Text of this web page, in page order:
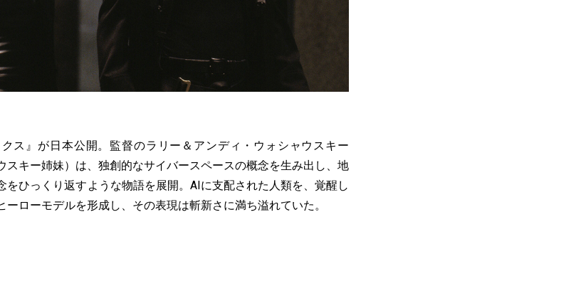
ス』が日本公開。監督のラリー＆アンディ・ウォシャウスキー
スキー姉妹）は、独創的なサイバースペースの概念を生み出し、地
をひっくり返すような物語を展開。AIに支配された人類を、覚醒し
ローモデルを形成し、その表現は斬新さに満ち溢れていた。